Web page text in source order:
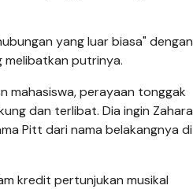
yang luar biasa" dengan
melibatkan putrinya.
mahasiswa, perayaan tonggak
dan terlibat. Dia ingin Zahara
Pitt dari nama belakangnya di
kredit pertunjukan musikal